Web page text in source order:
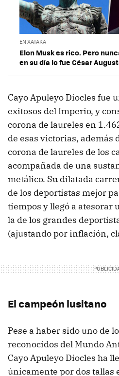
EN XATAKA
Elon Musk es rico. Pero
en su día lo fue César
Cayo Apuleyo Diocles fue
exitosos del Imperio, y
corona de laureles en
de esas victorias, además
corona de laureles de los
acompañada de una
metálico. Su dilatada
de los deportistas mejor
tiempos y llegó a atesorar
la de los grandes
(ajustando por inflación,
El campeón lusitano
Pese a haber sido uno de
reconocidos del Mundo
Cayo Apuleyo Diocles ha
únicamente por dos tallas